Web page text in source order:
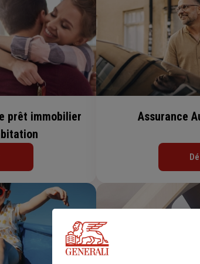
prêt immobilier
Assurance